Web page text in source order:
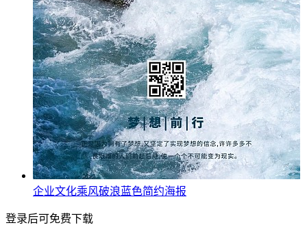
企业文化乘风破浪蓝色简约海报
登录后可免费下载